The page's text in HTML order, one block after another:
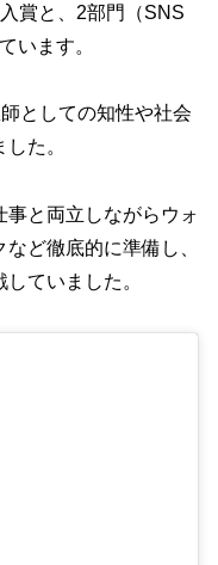
賞と、2部門（SNS
います。
としての知性や社会
した 。
と両立しながらウォ
ど徹底的に準備し、
していました 。